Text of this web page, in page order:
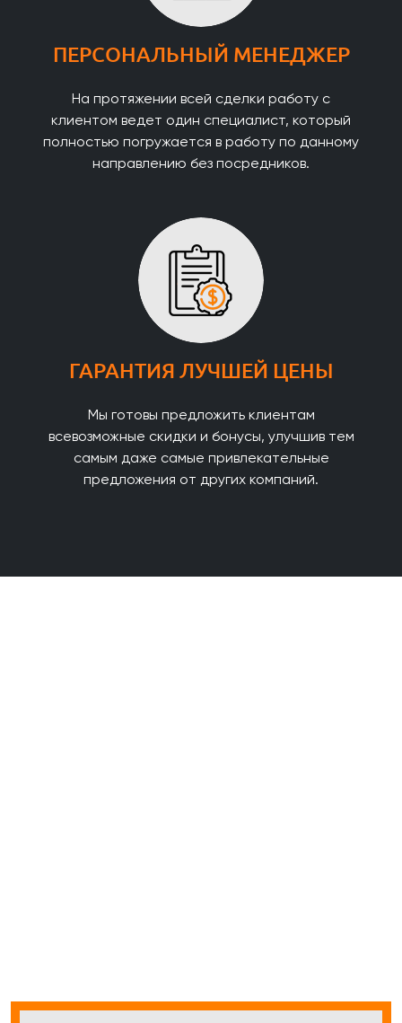
ПЕРСОНАЛЬНЫЙ МЕНЕДЖЕР
На протяжении всей сделки работу с
клиентом ведет один специалист, который
полностью погружается в работу по данному
направлению без посредников.
ГАРАНТИЯ ЛУЧШЕЙ ЦЕНЫ
Мы готовы предложить клиентам
всевозможные скидки и бонусы, улучшив тем
самым даже самые привлекательные
предложения от других компаний.